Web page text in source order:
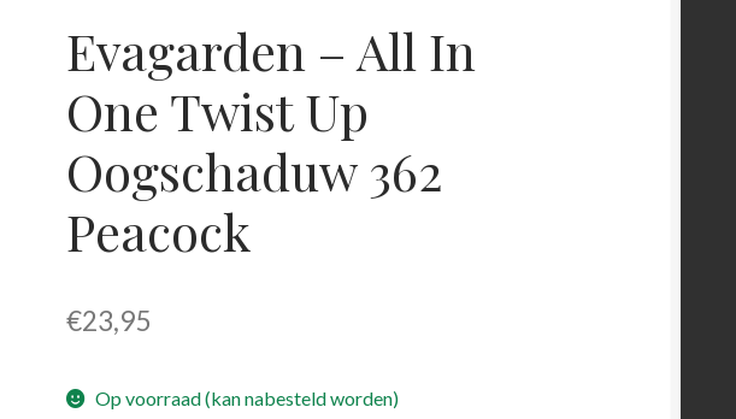
Evagarden – All In
One Twist Up
Oogschaduw 362
Peacock
€23,95
Op voorraad (kan nabesteld worden)